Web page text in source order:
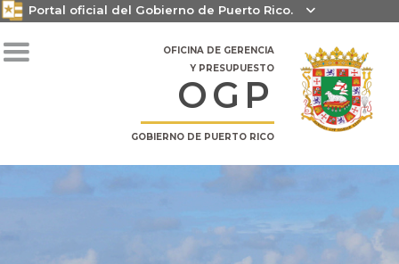
Portal oficial del Gobierno de Puerto Rico. 
OFICINA DE GERENCIA
Y PRESUPUESTO
OGP
GOBIERNO DE PUERTO RICO